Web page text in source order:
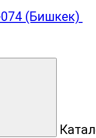
(Бишкек)